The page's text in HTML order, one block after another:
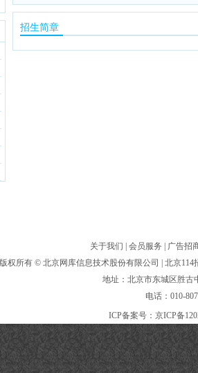
招生简章
关于我们 会员服务
广告招
版权所有 © 北京网库信息技术股份有限公司
| 北京
地址：北京市东城区胜
电话：010-
ICP备案号： 京ICP备